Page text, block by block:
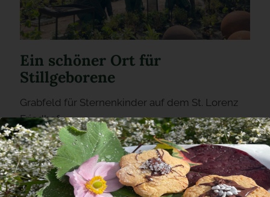
Ein schöner Ort für
Stillgeborene
Grabfeld für Sternenkinder auf dem St. Lorenz
Friedhof